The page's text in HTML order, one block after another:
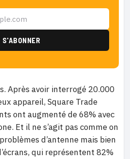
Après avoir interrogé 20.000
appareil, Square Trade
ont augmenté de 68% avec
Et il ne s’agit pas comme on
d’antenne mais bien
qui représentent 82%